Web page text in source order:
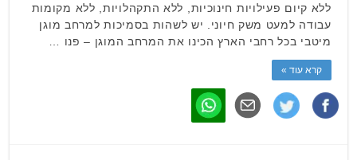
ללא קיום פעילויות חינוכיות, ללא התקהלויות, ללא מקומות
עבודה למעט משק חיוני. יש לשהות בסמיכות למרחב מוגן
מיטבי בכל רחבי הארץ הכינו את המרחב המוגן – פנו …
קרא עוד »